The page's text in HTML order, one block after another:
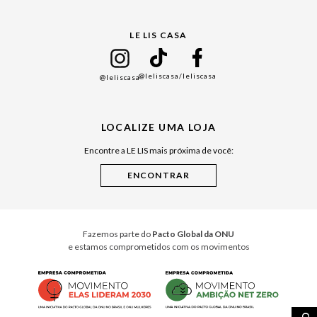
Cuidados Casa
LE LIS CASA
@leliscasa@leliscasa/leliscasa
LOCALIZE UMA LOJA
Encontre a LE LIS mais próxima de você:
Fazemos parte do Pacto Global da ONU
e estamos comprometidos com os movimentos